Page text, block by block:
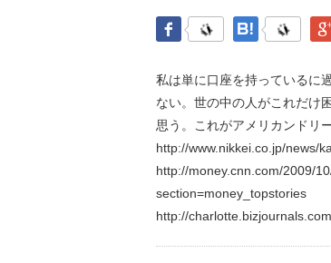
Facebook はてなブ
私は単に口座を持っているに
ない。世の中の人がこれだけ
思う。これがアメリカンドリ
http://www.nikkei.co.jp/news/
http://money.cnn.com/2009/
section=money_topstories
http://